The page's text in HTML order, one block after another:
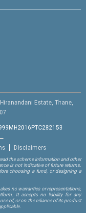
Estate, Thane,
Disclaimers
the scheme information and other
is not indicative of future returns.
choosing a fund, or designing a
no warranties or representations,
It accepts no liability for any
of, or on the reliance of its product